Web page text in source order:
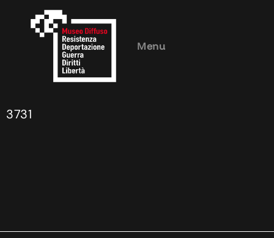
Menu
3731